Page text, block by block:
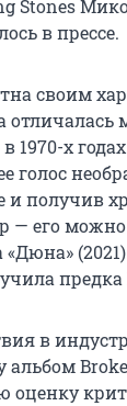
Stones
в прессе.
своим
1970-х
голос
и получив
— его
предка
в
альбом